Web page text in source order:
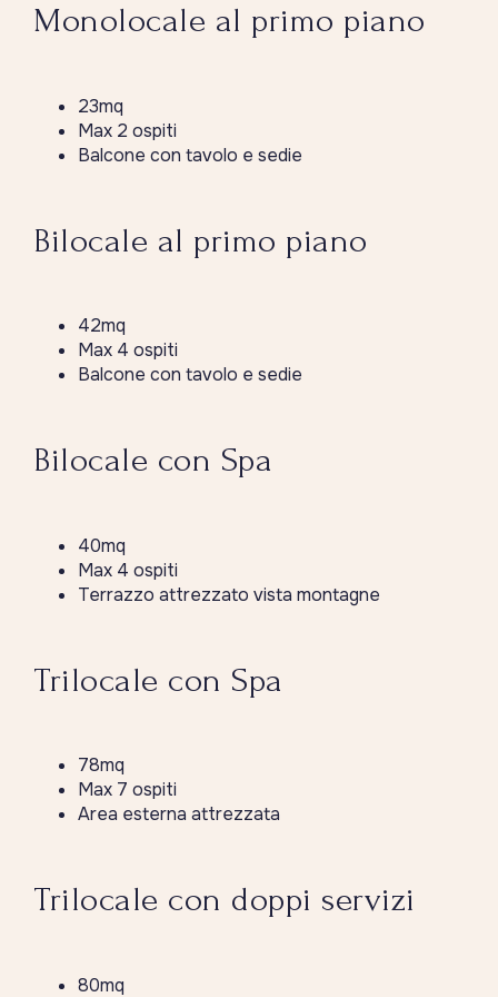
Monolocale al primo piano
23mq
Max 2 ospiti
Balcone con tavolo e sedie
Bilocale al primo piano
42mq
Max 4 ospiti
Balcone con tavolo e sedie
Bilocale con Spa
40mq
Max 4 ospiti
Terrazzo attrezzato vista montagne
Trilocale con Spa
78mq
Max 7 ospiti
Area esterna attrezzata
Trilocale con doppi servizi
80mq